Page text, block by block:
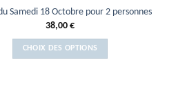
Samedi 18 Octobre pour 2 personnes
38,00 €
CHOIX DES OPTIONS